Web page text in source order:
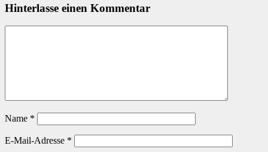
Hinterlasse einen Kommentar
Name *
E-Mail-Adresse *